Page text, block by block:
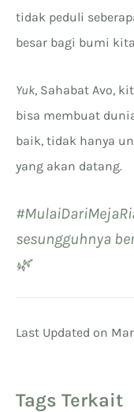
tidak peduli
besar bagi bumi
Yuk, Sahabat Avo,
bisa membuat
baik, tidak hanya
yang akan datang.
sesungguhnya
🌿
Last Updated on
Tags Terkait